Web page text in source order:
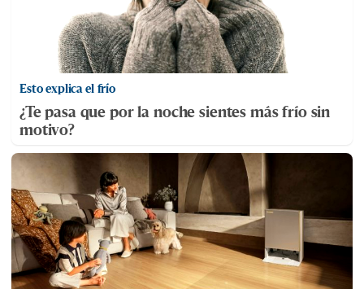
Esto explica el frío
¿Te pasa que por la noche sientes más frío sin
motivo?